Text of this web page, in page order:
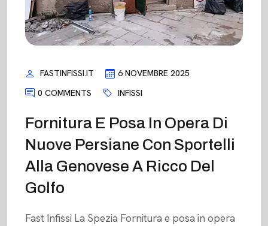
FASTINFISSI.IT
6 NOVEMBRE 2025
0 COMMENTS
INFISSI
Fornitura E Posa In Opera Di
Nuove Persiane Con Sportelli
Alla Genovese A Ricco Del
Golfo
Fast Infissi La Spezia Fornitura e posa in opera